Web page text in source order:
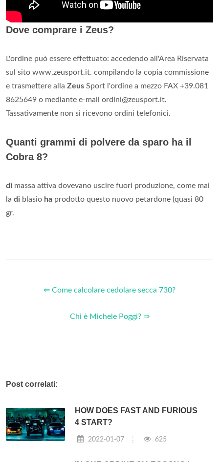
Dove comprare i Zeus?
L'ordine può essere effettuato: accedendo all'Area Riservata
sul sito www.zeusport.it. compilando la copia commissione
e trasmettere alla Zeus Sport l'ordine a mezzo FAX +39.081
8625649 o mediante e-mail ordini@zeusport.it.
Tassativamente non si ricevono ordini telefonici.
Quanti grammi di polvere da sparo ha il
Cobra 8?
di massa attiva dovevano uscire fuori produzione, come mai
la di blasio ha prodotto questo nuovo petardone (quasi 80
gr.
⇐ Come calcolare cedolare secca 730?
Chi è Michele Poggi? ⇒
Post correlati:
HOW DOES FAST AND FURIOUS
4 START?
2022-01-07 625